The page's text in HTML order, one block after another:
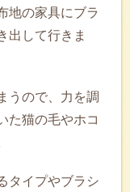
地の家具にブラ
出して行きま
うので、力を調
た猫の毛やホコ
タイプやブラシ